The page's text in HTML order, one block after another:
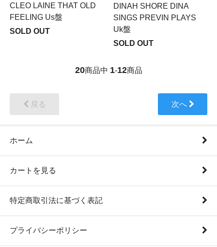
CLEO LAINE THAT OLD
FEELING Us盤
SOLD OUT
DINAH SHORE DINA
SINGS PREVIN PLAYS
Uk盤
SOLD OUT
20商品中 1-12商品
戻る 次へ
ホーム
カートを見る
特定商取引法に基づく表記
プライバシーポリシー